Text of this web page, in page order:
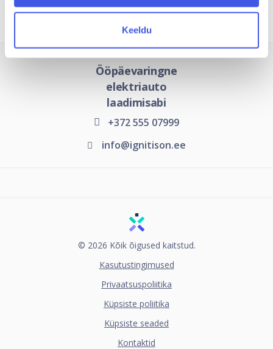
Keeldu
Ööpäevaringne
elektriauto
laadimisabi
+372 555 07999
info@ignitison.ee
© 2026 Kõik õigused kaitstud.
Kasutustingimused
Privaatsuspoliitika
Küpsiste poliitika
Küpsiste seaded
Kontaktid